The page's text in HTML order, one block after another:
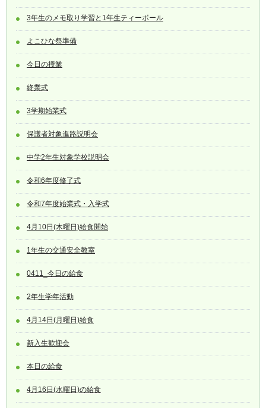
3年生のメモ取り学習と1年生ティーボール
よこひな祭準備
今日の授業
終業式
3学期始業式
保護者対象進路説明会
中学2年生対象学校説明会
令和6年度修了式
令和7年度始業式・入学式
4月10日(木曜日)給食開始
1年生の交通安全教室
0411_今日の給食
2年生学年活動
4月14日(月曜日)給食
新入生歓迎会
本日の給食
4月16日(水曜日)の給食